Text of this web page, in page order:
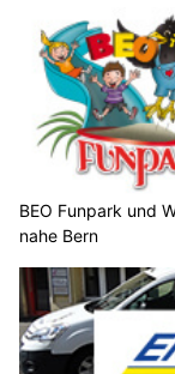
BEO Funpark und
nahe Bern